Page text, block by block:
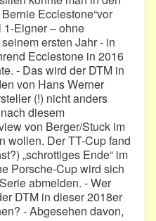
Ecclestone“vor
1-Eigner – ohne
ersten Jahr - in
Ecclestone in 2016
- Das wird der DTM in
von Hans Werner
(!) nicht anders
diesem
von Berger/Stuck im
wollen. Der TT-Cup fand
„schrottiges Ende“ im
Porsche-Cup wird sich
abmelden. - Wer
DTM in dieser 2018er
- Abgesehen davon,